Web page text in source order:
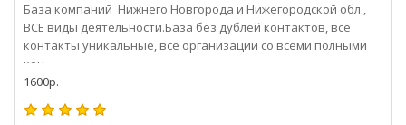
База компаний Нижнего Новгорода и Нижегородской обл.,
ВСЕ виды деятельности.База без дублей контактов, все
контакты уникальные, все организации со всеми полными
кон..
1600р.